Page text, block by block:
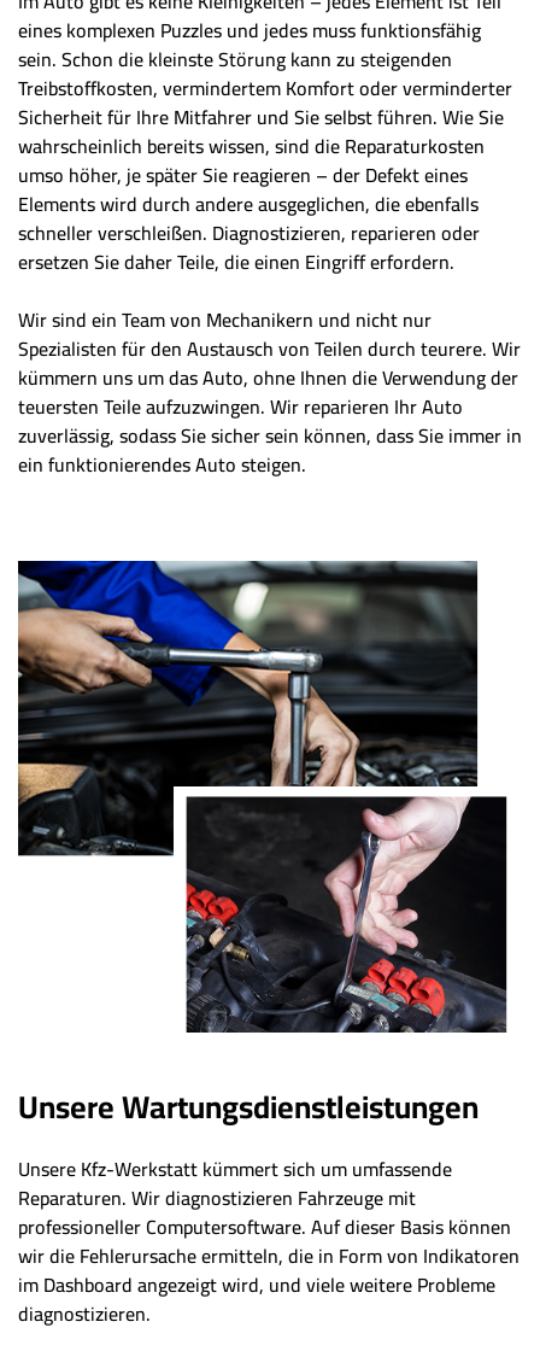
eines komplexen Puzzles und jedes muss funktionsfähig
sein. Schon die kleinste Störung kann zu steigenden
Treibstoffkosten, vermindertem Komfort oder verminderter
Sicherheit für Ihre Mitfahrer und Sie selbst führen. Wie Sie
wahrscheinlich bereits wissen, sind die Reparaturkosten
umso höher, je später Sie reagieren – der Defekt eines
Elements wird durch andere ausgeglichen, die ebenfalls
schneller verschleißen. Diagnostizieren, reparieren oder
ersetzen Sie daher Teile, die einen Eingriff erfordern.
Wir sind ein Team von Mechanikern und nicht nur
Spezialisten für den Austausch von Teilen durch teurere. Wir
kümmern uns um das Auto, ohne Ihnen die Verwendung der
teuersten Teile aufzuzwingen. Wir reparieren Ihr Auto
zuverlässig, sodass Sie sicher sein können, dass Sie immer in
ein funktionierendes Auto steigen.
Unsere Wartungsdienstleistungen
Unsere Kfz-Werkstatt kümmert sich um umfassende
Reparaturen. Wir diagnostizieren Fahrzeuge mit
professioneller Computersoftware. Auf dieser Basis können
wir die Fehlerursache ermitteln, die in Form von Indikatoren
im Dashboard angezeigt wird, und viele weitere Probleme
diagnostizieren.